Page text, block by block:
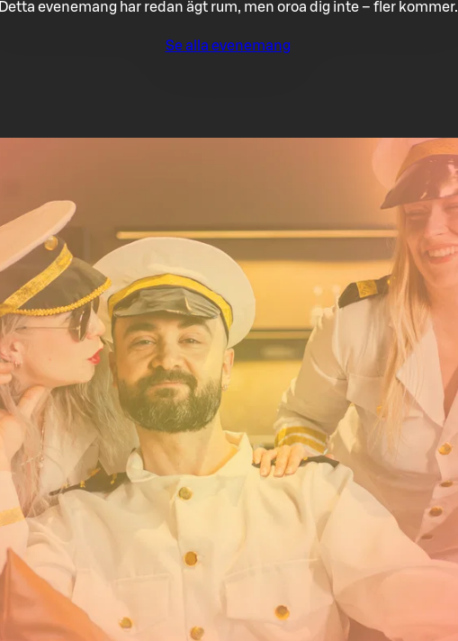
Detta evenemang har redan ägt rum, men oroa dig inte – fler kommer.
Se alla evenemang